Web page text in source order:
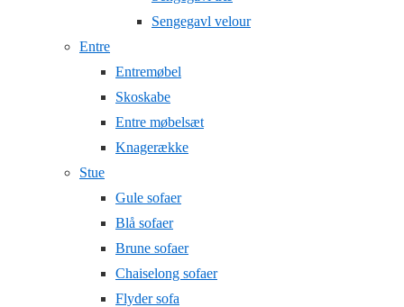
Sengegavl velour
Entre
Entremøbel
Skoskabe
Entre møbelsæt
Knagerække
Stue
Gule sofaer
Blå sofaer
Brune sofaer
Chaiselong sofaer
Flyder sofa